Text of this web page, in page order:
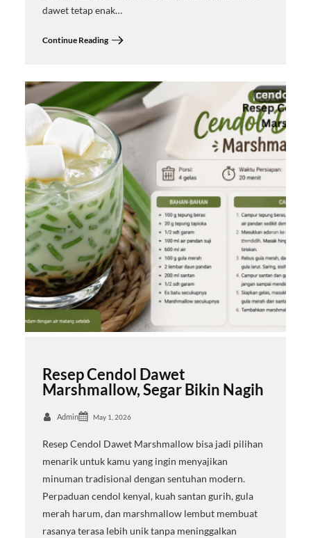
dawet tetap enak…
Continue Reading
Resep Cendol Dawet
Marshmallow, Segar Bikin Nagih
Admin May 1, 2026
Resep Cendol Dawet Marshmallow bisa jadi pilihan
menarik untuk kamu yang ingin menyajikan
minuman tradisional dengan sentuhan modern.
Perpaduan cendol kenyal, kuah santan gurih, gula
merah harum, dan marshmallow lembut membuat
rasanya terasa lebih unik tanpa meninggalkan